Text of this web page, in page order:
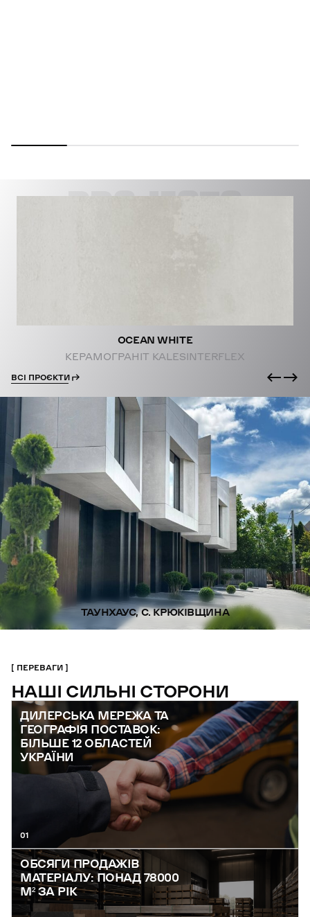
PROJECTS
OCEAN WHITE
КЕРАМОГРАНІТ KALESINTERFLEX
ВСІ ПРОЄКТИ
ТАУНХАУС, С. КРЮКІВЩИНА
ПЕРЕВАГИ
НАШІ СИЛЬНІ СТОРОНИ
ДИЛЕРСЬКА МЕРЕЖА ТА
ГЕОГРАФІЯ ПОСТАВОК:
БІЛЬШЕ 12 ОБЛАСТЕЙ
УКРАЇНИ
01
ОБСЯГИ ПРОДАЖІВ
МАТЕРІАЛУ: ПОНАД 78000
М² ЗА РІК